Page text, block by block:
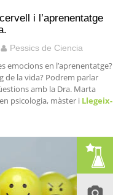
i l’aprenentatge
Pessics de Ciencia
emocions en l’aprenentatge?
de la vida? Podrem parlar
amb la Dra. Marta
psicologia, màster iLlegeix-